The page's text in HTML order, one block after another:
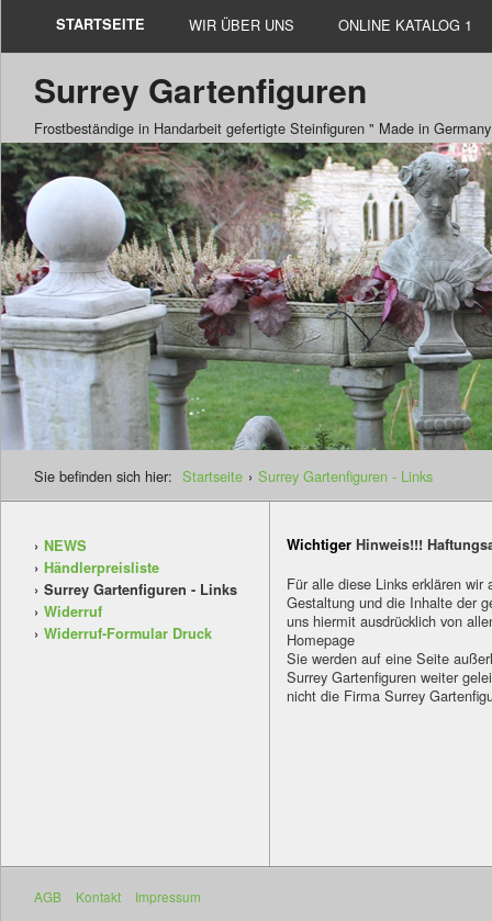
STARTSEITE WIR ÜBER UNS ONLINE KATALOG 1
Surrey Gartenfiguren
Frostbeständige in Handarbeit gefertigte Steinfiguren " Made in
Sie befinden sich hier: Startseite › Surrey Gartenfiguren - Links
NEWS
Händlerpreisliste
Surrey Gartenfiguren - Links
Widerruf
Widerruf-Formular Druck
Wichtiger Hinweis!!!
Für alle diese Links erklären
Gestaltung und die Inhalte der
uns hiermit ausdrücklich von
Homepage
Sie werden auf eine Seite
Surrey Gartenfiguren weiter
nicht die Firma Surrey
AGB Kontakt Impressum